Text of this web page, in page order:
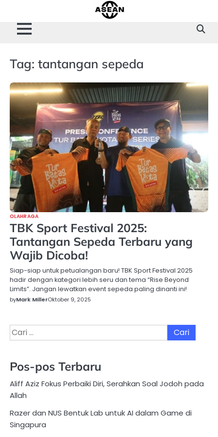
content
Tag: tantangan sepeda
OLAHRAGA
TBK Sport Festival 2025:
Tantangan Sepeda Terbaru yang
Wajib Dicoba!
Siap-siap untuk petualangan baru! TBK Sport Festival 2025
hadir dengan kategori lebih seru dan tema “Rise Beyond
Limits”. Jangan lewatkan event sepeda paling dinanti ini!
byMark MillerOktober 9, 2025
Cari
untuk:
Pos-pos Terbaru
Aliff Aziz Fokus Perbaiki Diri, Serahkan Soal Jodoh pada
Allah
Razer dan NUS Bentuk Lab untuk AI dalam Game di
Singapura